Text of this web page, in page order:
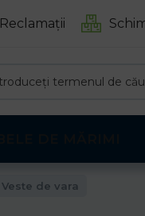
Reclamații
Veste de vara